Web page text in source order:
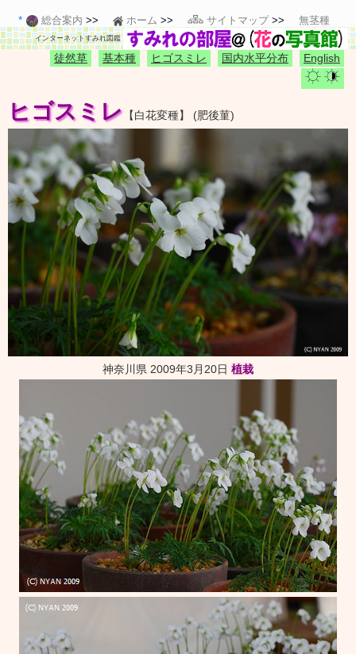
総合案内 ホーム サイトマップ 無茎種
インターネットすみれ図鑑
English
国内水平分布
ヒゴスミレ
基本種
徒然草
ヒゴスミレ 【白花変種】 (肥後菫)
神奈川県 2009年3月20日 植栽